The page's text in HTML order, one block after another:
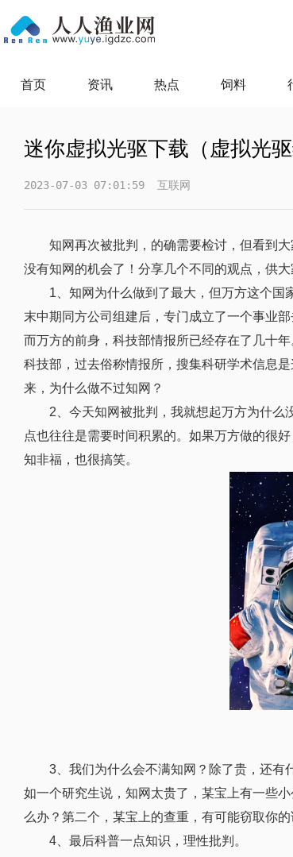
首页 资讯 热点 饲料
迷你虚拟光驱下载（虚拟光
2023-07-03 07:01:59 互联网
知网再次被批判，的确需要检讨，但看到
没有知网的机会了！分享几个不同的观点，供
1、知网为什么做到了最大，但万方这个
末中期同方公司组建后，专门成立了一个事业
而万方的前身，科技部情报所已经存在了几十
科技部，过去俗称情报所，搜集科研学术信息
来，为什么做不过知网？
2、今天知网被批判，我就想起万方为什
点也往往是需要时间积累的。如果万方做的很
知非福，也很搞笑。
3、我们为什么会不满知网？除了贵，还有
如一个研究生说，知网太贵了，某宝上有一些
么办？第二个，某宝上的查重，有可能窃取你的
4、最后科普一点知识，理性批判。